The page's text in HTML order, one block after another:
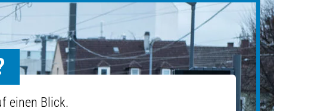
einen Blick.